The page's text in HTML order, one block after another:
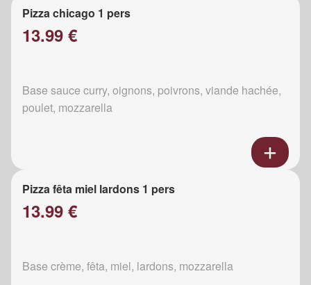
Pizza chicago 1 pers
13.99 €
Base sauce curry, oignons, poivrons, viande hachée,
poulet, mozzarella
Pizza fêta miel lardons 1 pers
13.99 €
Base crème, fêta, miel, lardons, mozzarella